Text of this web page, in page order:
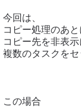
今回は、
コピー処理のあと
コピー先を非表
複数のタスクをセ
この場合